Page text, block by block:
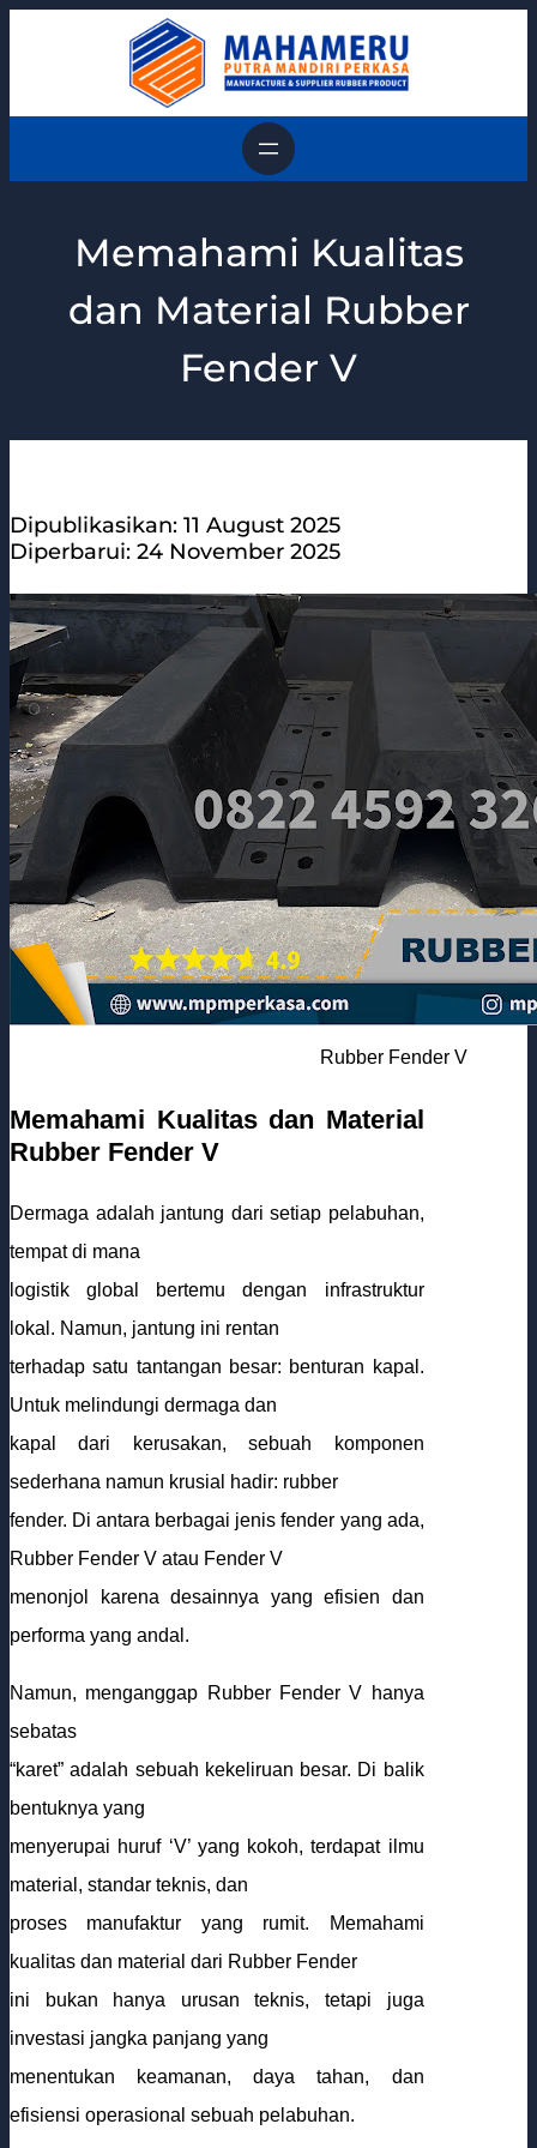
Memahami Kualitas
dan Material Rubber
Fender V
Dipublikasikan: 11 August 2025
Diperbarui: 24 November 2025
Rubber Fender V
Memahami Kualitas dan Material
Rubber Fender V
Dermaga adalah jantung dari setiap pelabuhan,
tempat di mana
logistik global bertemu dengan infrastruktur
lokal. Namun, jantung ini rentan
terhadap satu tantangan besar: benturan kapal.
Untuk melindungi dermaga dan
kapal dari kerusakan, sebuah komponen
sederhana namun krusial hadir: rubber
fender. Di antara berbagai jenis fender yang ada,
Rubber Fender V atau Fender V
menonjol karena desainnya yang efisien dan
performa yang andal.
Namun, menganggap Rubber Fender V hanya
sebatas
“karet” adalah sebuah kekeliruan besar. Di balik
bentuknya yang
menyerupai huruf ‘V’ yang kokoh, terdapat ilmu
material, standar teknis, dan
proses manufaktur yang rumit. Memahami
kualitas dan material dari Rubber Fender
ini bukan hanya urusan teknis, tetapi juga
investasi jangka panjang yang
menentukan keamanan, daya tahan, dan
efisiensi operasional sebuah pelabuhan.